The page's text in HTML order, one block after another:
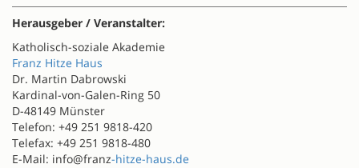
Herausgeber / Veranstalter:
Katholisch-soziale Akademie
Franz Hitze Haus
Dr. Martin Dabrowski
Kardinal-von-Galen-Ring 50
D-48149 Münster
Telefon: +49 251 9818-420
Telefax: +49 251 9818-480
E-Mail: info@franz-hitze-haus.de